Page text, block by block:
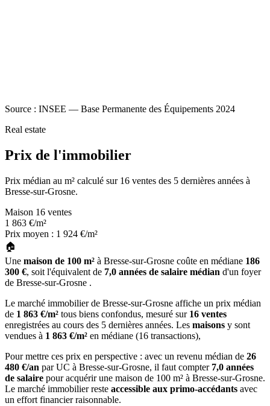
Source : INSEE — Base Permanente des Équipements 2024
Real estate
Prix de l'immobilier
Prix médian au m² calculé sur 16 ventes des 5 dernières années à
Bresse-sur-Grosne.
Maison 16 ventes
1 863 €/m²
Prix moyen : 1 924 €/m²
🏠
Une maison de 100 m² à Bresse-sur-Grosne coûte en médiane 186
300 €, soit l'équivalent de 7,0 années de salaire médian d'un foyer
de Bresse-sur-Grosne .
Le marché immobilier de Bresse-sur-Grosne affiche un prix médian
de 1 863 €/m² tous biens confondus, mesuré sur 16 ventes
enregistrées au cours des 5 dernières années. Les maisons y sont
vendues à 1 863 €/m² en médiane (16 transactions),
Pour mettre ces prix en perspective : avec un revenu médian de 26
480 €/an par UC à Bresse-sur-Grosne, il faut compter 7,0 années
de salaire pour acquérir une maison de 100 m² à Bresse-sur-Grosne.
Le marché immobilier reste accessible aux primo-accédants avec
un effort financier raisonnable.